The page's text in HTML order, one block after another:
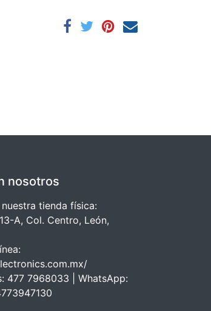
nosotros
tienda física:
A, Col. Centro, León,
477 7968033 | WhatsApp: